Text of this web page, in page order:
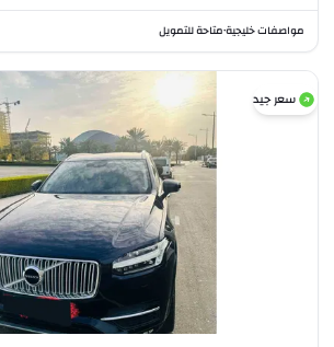
مواصفات خليجية•متاحة للتمويل
سعر جيد